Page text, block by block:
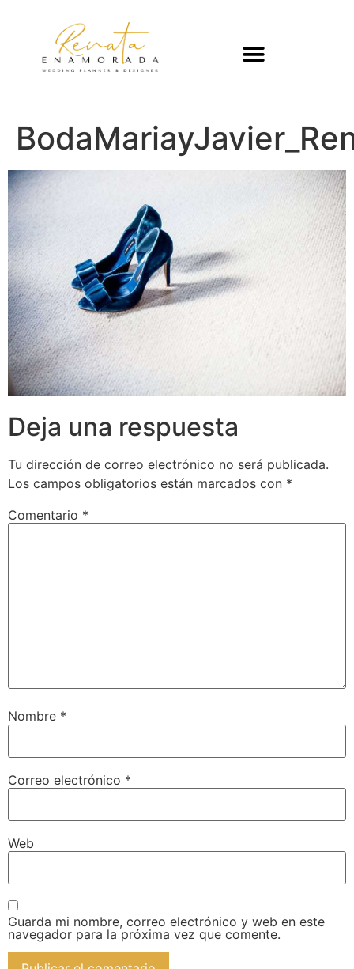
Deja una respuesta
Tu dirección de correo electrónico no será publicada.
Los campos obligatorios están marcados con *
Comentario *
Nombre *
Correo electrónico *
Web
Guarda mi nombre, correo electrónico y web en este
navegador para la próxima vez que comente.